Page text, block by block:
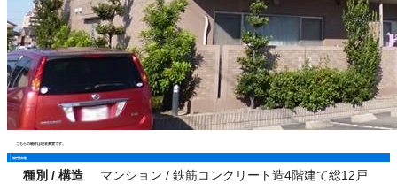
こちらの物件は現在満室です。
物件情報
種別 / 構造 マンション / 鉄筋コンクリート造4階建て総12戸